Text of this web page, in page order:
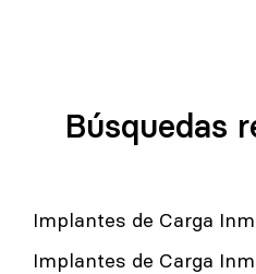
Búsquedas
Implantes de Carga
Implantes de Carga